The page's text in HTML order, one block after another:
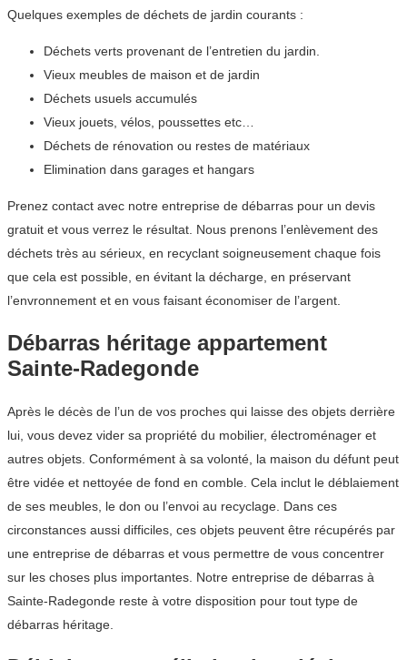
Quelques exemples de déchets de jardin courants :
Déchets verts provenant de l’entretien du jardin.
Vieux meubles de maison et de jardin
Déchets usuels accumulés
Vieux jouets, vélos, poussettes etc…
Déchets de rénovation ou restes de matériaux
Elimination dans garages et hangars
Prenez contact avec notre entreprise de débarras pour un devis
gratuit et vous verrez le résultat. Nous prenons l’enlèvement des
déchets très au sérieux, en recyclant soigneusement chaque fois
que cela est possible, en évitant la décharge, en préservant
l’envronnement et en vous faisant économiser de l’argent.
Débarras héritage appartement
Sainte-Radegonde
Après le décès de l’un de vos proches qui laisse des objets derrière
lui, vous devez vider sa propriété du mobilier, électroménager et
autres objets. Conformément à sa volonté, la maison du défunt peut
être vidée et nettoyée de fond en comble. Cela inclut le déblaiement
de ses meubles, le don ou l’envoi au recyclage. Dans ces
circonstances aussi difficiles, ces objets peuvent être récupérés par
une entreprise de débarras et vous permettre de vous concentrer
sur les choses plus importantes. Notre entreprise de débarras à
Sainte-Radegonde reste à votre disposition pour tout type de
débarras héritage.